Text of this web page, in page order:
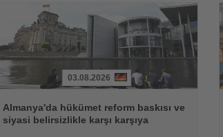
Oku
03.08.2026
Almanya'da hükümet reform baskısı ve
siyasi belirsizlikle karşı karşıya